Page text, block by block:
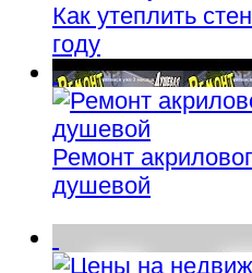
Как утеплить
году
Ремонт
душевой